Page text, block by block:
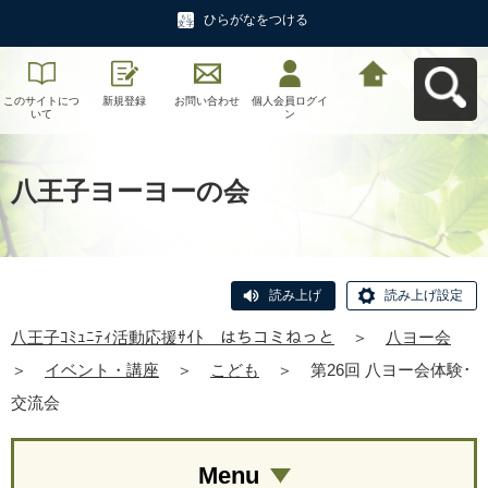
ひらがなをつける
このサイトにつ
いて
新規登録 お問い合わせ
個人会員ログイ
ン
八王子ヨーヨーの会
読み上げ 読み上げ設定
八王子ｺﾐｭﾆﾃｨ活動応援ｻｲﾄ はちコミねっと ＞
八ヨー会
＞
イベント・講座 ＞ こども ＞
第26回 八ヨー会体験･
交流会
Menu